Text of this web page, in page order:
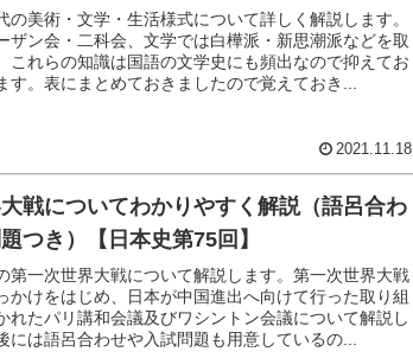
の美術・文学・生活様式について詳しく解説します。
ザン会・二科会、文学では白樺派・新思潮派などを取
これらの知識は国語の文学史にも頻出なので抑えてお
す。表にまとめておきましたので覚えておき...
2021.11.18
戦についてわかりやすく解説（語呂合わ
つき）【日本史第75回】
第一次世界大戦について解説します。第一次世界大戦
かけをはじめ、日本が中国進出へ向けて行った取り組
れたパリ講和会議及びワシントン会議について解説し
には語呂合わせや入試問題も用意しているの...